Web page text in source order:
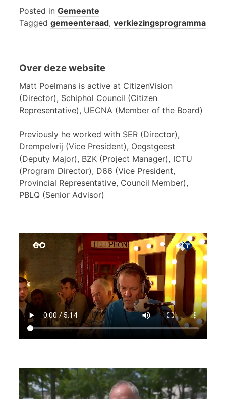
Posted in Gemeente
Tagged gemeenteraad, verkiezingsprogramma
Over deze website
Matt Poelmans is active at CitizenVision
(Director), Schiphol Council (Citizen
Representative), UECNA (Member of the Board)
Previously he worked with SER (Director),
Drempelvrij (Vice President), Oegstgeest
(Deputy Major), BZK (Project Manager), ICTU
(Program Director), D66 (Vice President,
Provincial Representative, Council Member),
PBLQ (Senior Advisor)